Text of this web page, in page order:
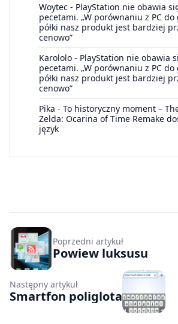
Woytec - PlayStation nie obawia
pecetami. „W porównaniu z PC
półki nasz produkt jest bardziej
cenowo”
Karololo - PlayStation nie obawia
pecetami. „W porównaniu z PC
półki nasz produkt jest bardziej
cenowo”
Pika - To historyczny moment –
Zelda: Ocarina of Time Remake
język
Poprzedni artykuł
Powiew luksusu
Następny artykuł
Smartfon poliglota